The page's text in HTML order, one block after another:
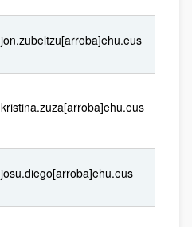
jon.zubeltzu[arroba]ehu.eus
kristina.zuza[arroba]ehu.eus
josu.diego[arroba]ehu.eus